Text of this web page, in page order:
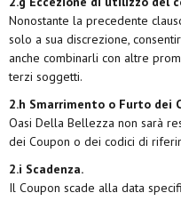
Nonostante la precedente
solo a sua discrezione,
anche combinarli con altre
terzi soggetti.
2.h Smarrimento o Furto dei
Oasi Della Bellezza non sarà
dei Coupon o dei codici di
2.i Scadenza.
Il Coupon scade alla data